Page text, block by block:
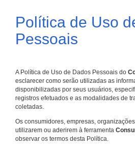
Política de Uso
Pessoais
A Política de Uso de Dados Pessoais do
esclarecer como serão utilizadas as
disponibilizadas por seus usuários,
registros efetuados e as modalidades de
coletadas.
Os consumidores, empresas,
utilizarem ou aderirem à ferramenta
observar os termos desta Política.